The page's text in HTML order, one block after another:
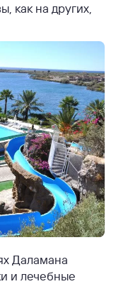
как на других,
Даламана
и лечебные